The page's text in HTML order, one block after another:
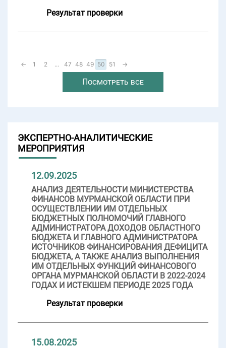
Результат проверки
← 1 2 ... 47 48 49 50 51 →
Посмотреть все
ЭКСПЕРТНО-АНАЛИТИЧЕСКИЕ
МЕРОПРИЯТИЯ
12.09.2025
АНАЛИЗ ДЕЯТЕЛЬНОСТИ МИНИСТЕРСТВА
ФИНАНСОВ МУРМАНСКОЙ ОБЛАСТИ ПРИ
ОСУЩЕСТВЛЕНИИ ИМ ОТДЕЛЬНЫХ
БЮДЖЕТНЫХ ПОЛНОМОЧИЙ ГЛАВНОГО
АДМИНИСТРАТОРА ДОХОДОВ ОБЛАСТНОГО
БЮДЖЕТА И ГЛАВНОГО АДМИНИСТРАТОРА
ИСТОЧНИКОВ ФИНАНСИРОВАНИЯ ДЕФИЦИТА
БЮДЖЕТА, А ТАКЖЕ АНАЛИЗ ВЫПОЛНЕНИЯ
ИМ ОТДЕЛЬНЫХ ФУНКЦИЙ ФИНАНСОВОГО
ОРГАНА МУРМАНСКОЙ ОБЛАСТИ В 2022-2024
ГОДАХ И ИСТЕКШЕМ ПЕРИОДЕ 2025 ГОДА
Результат проверки
15.08.2025